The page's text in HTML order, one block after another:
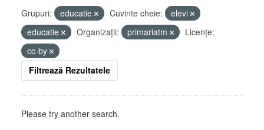
Grupuri: educatie Cuvinte cheie:
elevi
educatie
Organizații: primariatm
Licenţe:
cc-by
Filtrează Rezultatele
Please try another search.